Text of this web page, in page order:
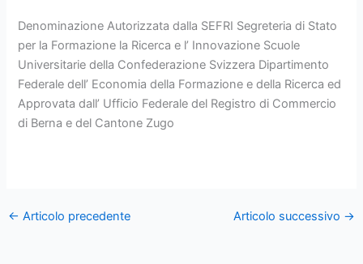
Denominazione Autorizzata dalla SEFRI Segreteria di Stato
per la Formazione la Ricerca e l’ Innovazione Scuole
Universitarie della Confederazione Svizzera Dipartimento
Federale dell’ Economia della Formazione e della Ricerca ed
Approvata dall’ Ufficio Federale del Registro di Commercio
di Berna e del Cantone Zugo
← Articolo precedente Articolo successivo →